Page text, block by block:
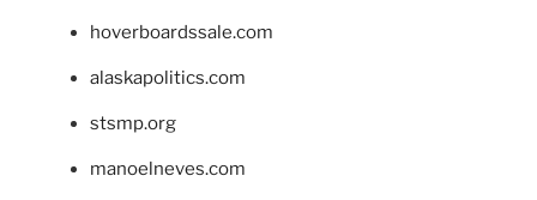
hoverboardssale.com
alaskapolitics.com
stsmp.org
manoelneves.com